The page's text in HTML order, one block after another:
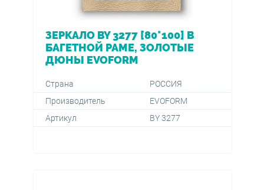
ЗЕРКАЛО BY 3277 [80*100] В
БАГЕТНОЙ РАМЕ, ЗОЛОТЫЕ
ДЮНЫ EVOFORM
Страна
РОССИЯ
Производитель
EVOFORM
Артикул
BY 3277